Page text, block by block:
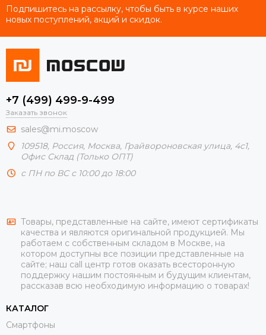
Подпишитесь на рассылку, чтобы быть в курсе наших
новых поступлений, акций и скидок.
+7 (499) 499-9-499
Заказать звонок
sales@mi.moscow
109518, Россия, Москва, Грайвороновская улица, 4с1,
Офис Склад (Только ОПТ)
с ПН по ВС с 10:00 до 18:00
Товары, представленные на сайте, имеют сертификаты
качества и являются оригинальной продукцией. Мы
работаем с собственным складом в Москве, на
котором доступны все позиции представленные на
сайте; наш call центр готов оказать всесторонную
поддержку нашим постоянным и будущим клиентам,
рассказав всю необходимую информацию о товарах!
КАТАЛОГ
Смартфоны